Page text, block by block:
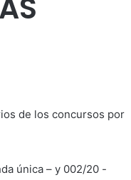
de los concursos por
única – y 002/20 -